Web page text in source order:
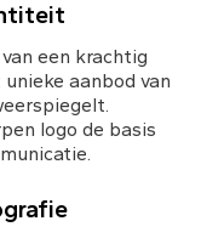
een krachtig
aanbod van
logo de basis